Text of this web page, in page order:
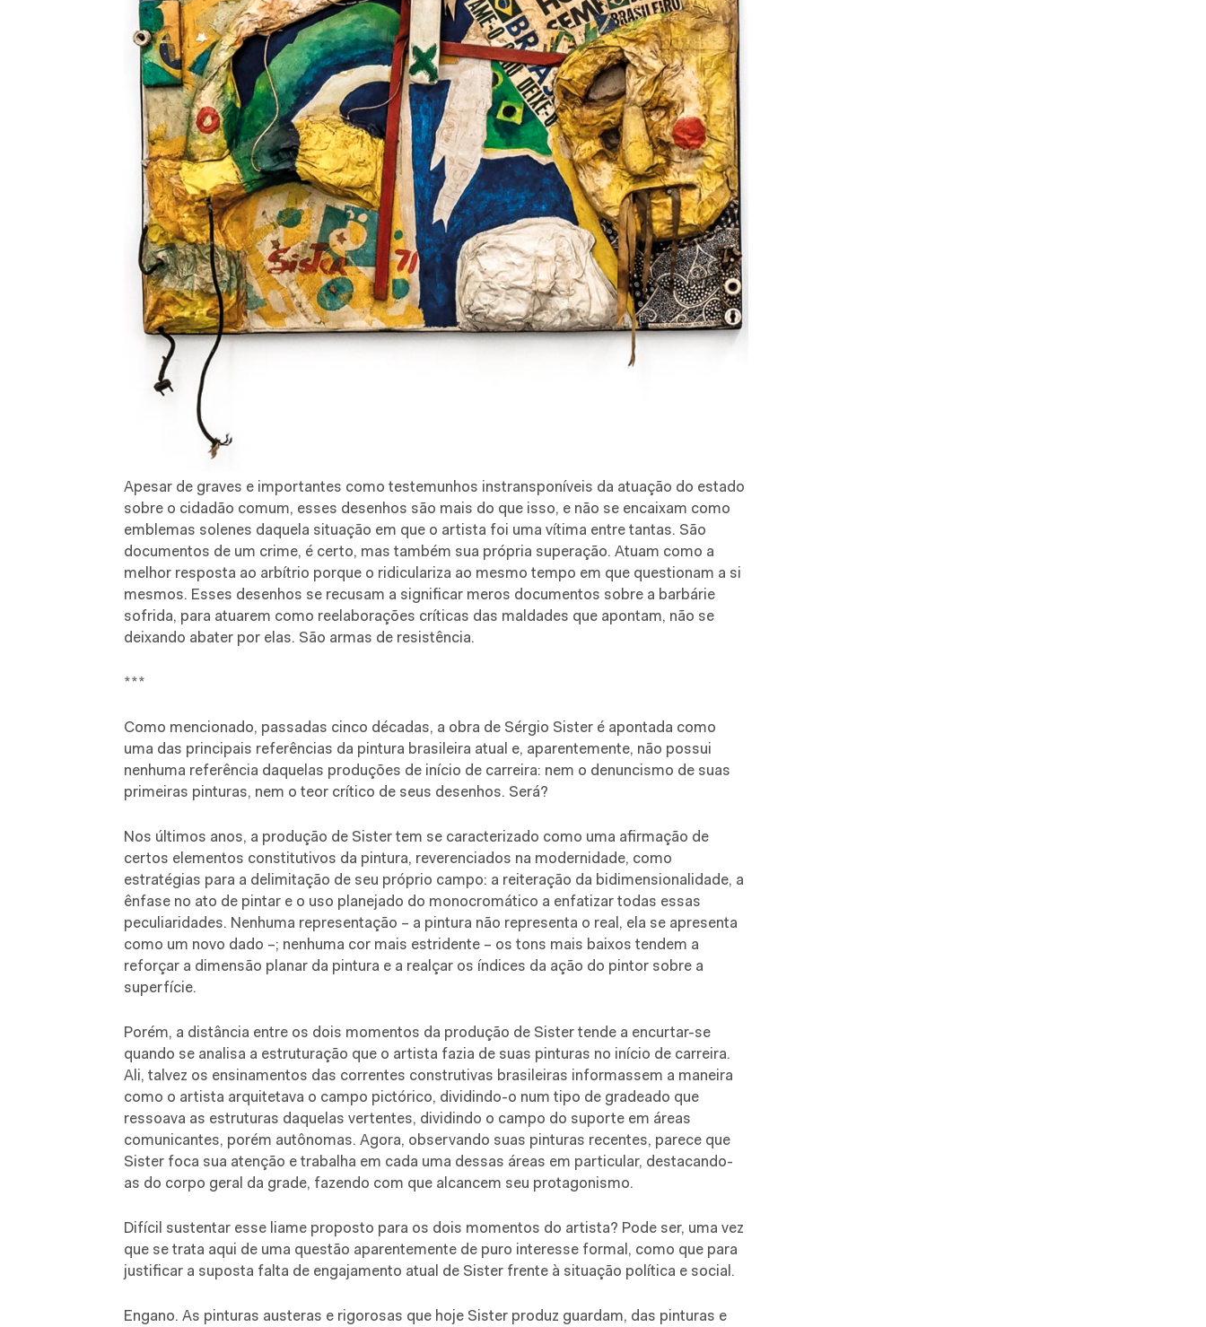
Apesar de graves e importantes como testemunhos instransponíveis da atuação do estado
sobre o cidadão comum, esses desenhos são mais do que isso, e não se encaixam como
emblemas solenes daquela situação em que o artista foi uma vítima entre tantas. São
documentos de um crime, é certo, mas também sua própria superação. Atuam como a
melhor resposta ao arbítrio porque o ridiculariza ao mesmo tempo em que questionam a si
mesmos. Esses desenhos se recusam a significar meros documentos sobre a barbárie
sofrida, para atuarem como reelaborações críticas das maldades que apontam, não se
deixando abater por elas. São armas de resistência.
***
Como mencionado, passadas cinco décadas, a obra de Sérgio Sister é apontada como
uma das principais referências da pintura brasileira atual e, aparentemente, não possui
nenhuma referência daquelas produções de início de carreira: nem o denuncismo de suas
primeiras pinturas, nem o teor crítico de seus desenhos. Será?
Nos últimos anos, a produção de Sister tem se caracterizado como uma afirmação de
certos elementos constitutivos da pintura, reverenciados na modernidade, como
estratégias para a delimitação de seu próprio campo: a reiteração da bidimensionalidade, a
ênfase no ato de pintar e o uso planejado do monocromático a enfatizar todas essas
peculiaridades. Nenhuma representação – a pintura não representa o real, ela se apresenta
como um novo dado –; nenhuma cor mais estridente – os tons mais baixos tendem a
reforçar a dimensão planar da pintura e a realçar os índices da ação do pintor sobre a
superfície.
Porém, a distância entre os dois momentos da produção de Sister tende a encurtar-se
quando se analisa a estruturação que o artista fazia de suas pinturas no início de carreira.
Ali, talvez os ensinamentos das correntes construtivas brasileiras informassem a maneira
como o artista arquitetava o campo pictórico, dividindo-o num tipo de gradeado que
ressoava as estruturas daquelas vertentes, dividindo o campo do suporte em áreas
comunicantes, porém autônomas. Agora, observando suas pinturas recentes, parece que
Sister foca sua atenção e trabalha em cada uma dessas áreas em particular, destacando-
as do corpo geral da grade, fazendo com que alcancem seu protagonismo.
Difícil sustentar esse liame proposto para os dois momentos do artista? Pode ser, uma vez
que se trata aqui de uma questão aparentemente de puro interesse formal, como que para
justificar a suposta falta de engajamento atual de Sister frente à situação política e social.
Engano. As pinturas austeras e rigorosas que hoje Sister produz guardam, das pinturas e